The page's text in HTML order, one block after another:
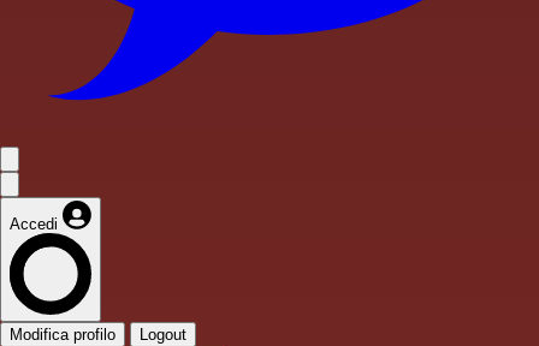
Accedi
Modifica profilo Logout